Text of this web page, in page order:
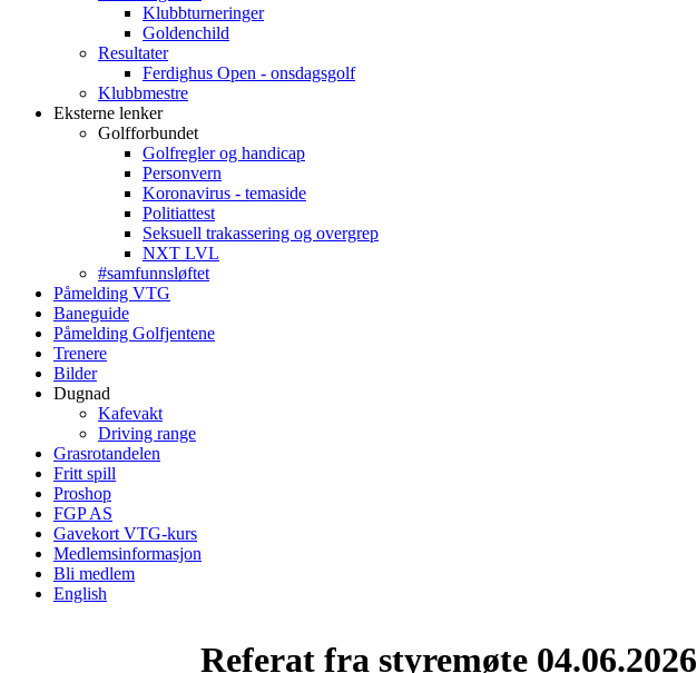
Klubbturneringer
Goldenchild
Resultater
Ferdighus Open - onsdagsgolf
Klubbmestre
Eksterne lenker
Golfforbundet
Golfregler og handicap
Personvern
Koronavirus - temaside
Politiattest
Seksuell trakassering og overgrep
NXT LVL
#samfunnsløftet
Påmelding VTG
Baneguide
Påmelding Golfjentene
Trenere
Bilder
Dugnad
Kafevakt
Driving range
Grasrotandelen
Fritt spill
Proshop
FGP AS
Gavekort VTG-kurs
Medlemsinformasjon
Bli medlem
English
Referat fra styremøte 04.06.2026